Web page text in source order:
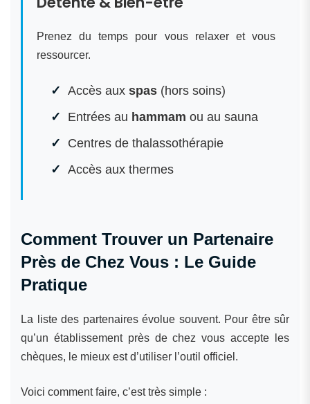
Prenez du temps pour vous relaxer et vous
ressourcer.
Accès aux spas (hors soins)
Entrées au hammam ou au sauna
Centres de thalassothérapie
Accès aux thermes
Comment Trouver un Partenaire
Près de Chez Vous : Le Guide
Pratique
La liste des partenaires évolue souvent. Pour être sûr
qu’un établissement près de chez vous accepte les
chèques, le mieux est d’utiliser l’outil officiel.
Voici comment faire, c’est très simple :